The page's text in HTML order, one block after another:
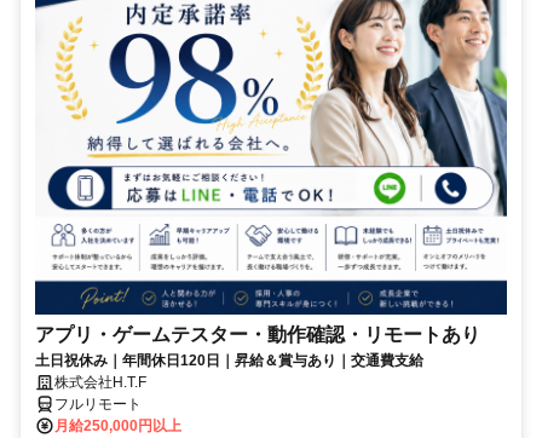
アプリ・ゲームテスター・動作確認・リモートあり
土日祝休み｜年間休日120日｜昇給＆賞与あり｜交通費支給
株式会社H.T.F
フルリモート
月給250,000円以上